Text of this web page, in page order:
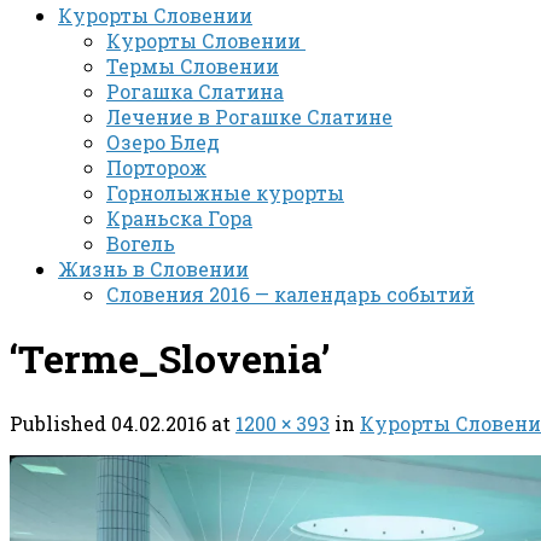
Курорты Словении
Курорты Словении
Термы Словении
Рогашка Слатина
Лечение в Рогашке Слатине
Озеро Блед
Порторож
Горнолыжные курорты
Краньска Гора
Вогель
Жизнь в Словении
Словения 2016 — календарь событий
‘Terme_Slovenia’
Published 04.02.2016 at 1200 × 393 in Курорты